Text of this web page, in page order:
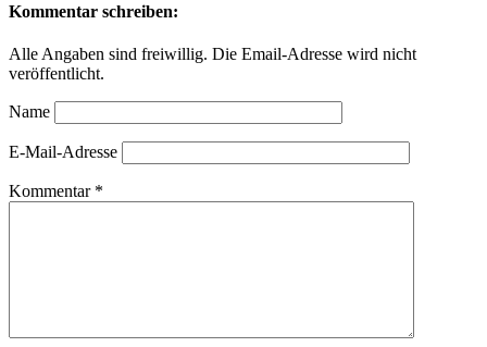
Kommentar schreiben:
Alle Angaben sind freiwillig. Die Email-Adresse wird nicht
veröffentlicht.
Name
E-Mail-Adresse
Kommentar *